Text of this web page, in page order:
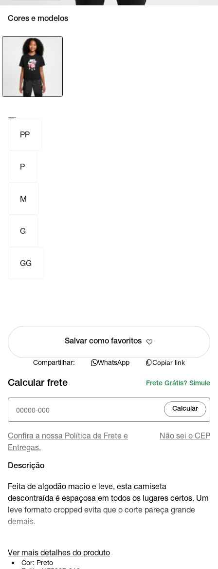
Cores e modelos
PP
P
M
G
GG
Salvar como favoritos
Compartilhar: WhatsApp Copiar link
Calcular frete Frete Grátis? Simule
Calcular
Confira a nossa Política de Frete e
Entregas.
Não sei o CEP
Descrição
Feita de algodão macio e leve, esta camiseta
descontraída é espaçosa em todos os lugares certos. Um
leve formato cropped evita que o corte pareça grande
demais.
Detalhes do Produto
Ver mais detalhes do produto
Cor: Preto